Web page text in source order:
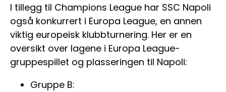
I tillegg til Champions League har SSC Napoli
også konkurrert i Europa League, en annen
viktig europeisk klubbturnering. Her er en
oversikt over lagene i Europa League-
gruppespillet og plasseringen til Napoli:
Gruppe B: